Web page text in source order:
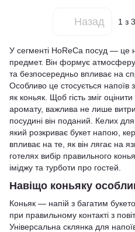
Назад 1 з 3
У сегменті HoReCa посуд — це
предмет. Він формує атмосферу
та безпосередньо впливає на
Особливо це стосується напоїв
як коньяк. Щоб гість зміг
аромату, важлива не лише
посудині він поданий. Келих
який розкриває букет напою,
впливає на те, як він лягає на
готелях вибір правильного
іміджу та турботи про гостей.
Навіщо коньяку
Коньяк — напій з багатим
при правильному контакті з
Універсальна склянка для